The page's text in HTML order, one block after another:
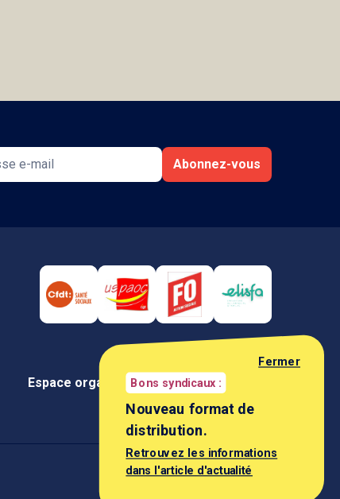
Abonnez-vous
Espace organisationEspace négociateur
Fermer
Bons syndicaux :
Nouveau format de
distribution.
Retrouvez les informations
dans l'article d'actualité